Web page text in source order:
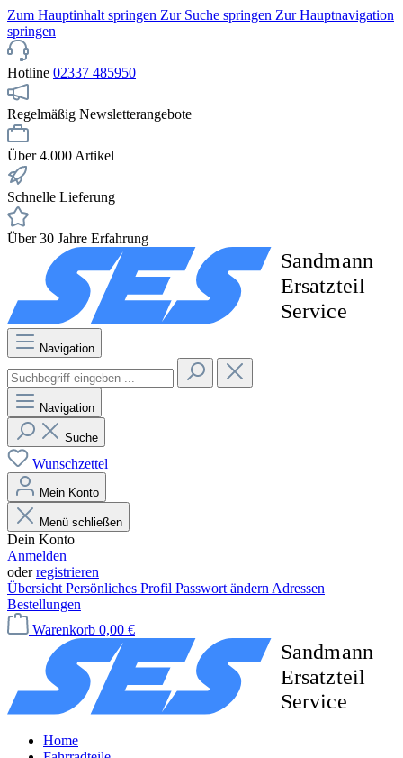
Zum Hauptinhalt springen Zur Suche springen Zur Hauptnavigation
springen
Hotline 02337 485950
Regelmäßig Newsletterangebote
Über 4.000 Artikel
Schnelle Lieferung
Über 30 Jahre Erfahrung
Navigation
Navigation
Suche
Wunschzettel
Mein Konto
Menü schließen
Dein Konto
Anmelden
oderregistrieren
Übersicht Persönliches Profil Passwort ändern Adressen
Bestellungen
Warenkorb 0,00 €
Home